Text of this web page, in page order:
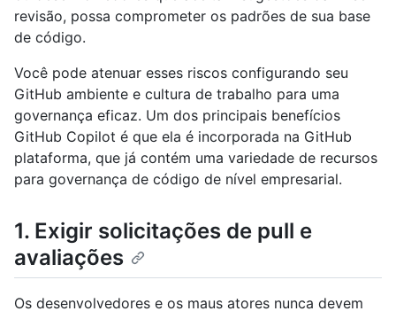
revisão, possa comprometer os padrões de sua base
de código.
Você pode atenuar esses riscos configurando seu
GitHub ambiente e cultura de trabalho para uma
governança eficaz. Um dos principais benefícios
GitHub Copilot é que ela é incorporada na GitHub
plataforma, que já contém uma variedade de recursos
para governança de código de nível empresarial.
1. Exigir solicitações de pull e
avaliações
Os desenvolvedores e os maus atores nunca devem